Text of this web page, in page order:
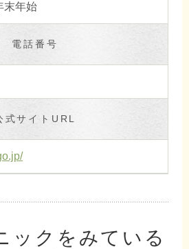
末年始
電話番号
式サイトURL
ックをみている